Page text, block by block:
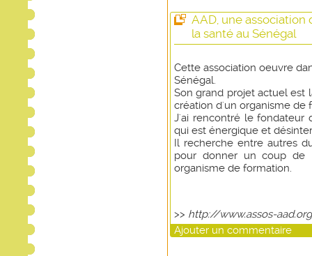
AAD, une
la santé au Sénégal
Cette association oeuvre
Sénégal.
Son grand projet actuel est
création d'un organisme de
J'ai rencontré le fondateur
qui est énergique et
Il recherche entre autres
pour donner un coup de
organisme de formation.
>> http://www.assos-aad.org
Ajouter un commentaire